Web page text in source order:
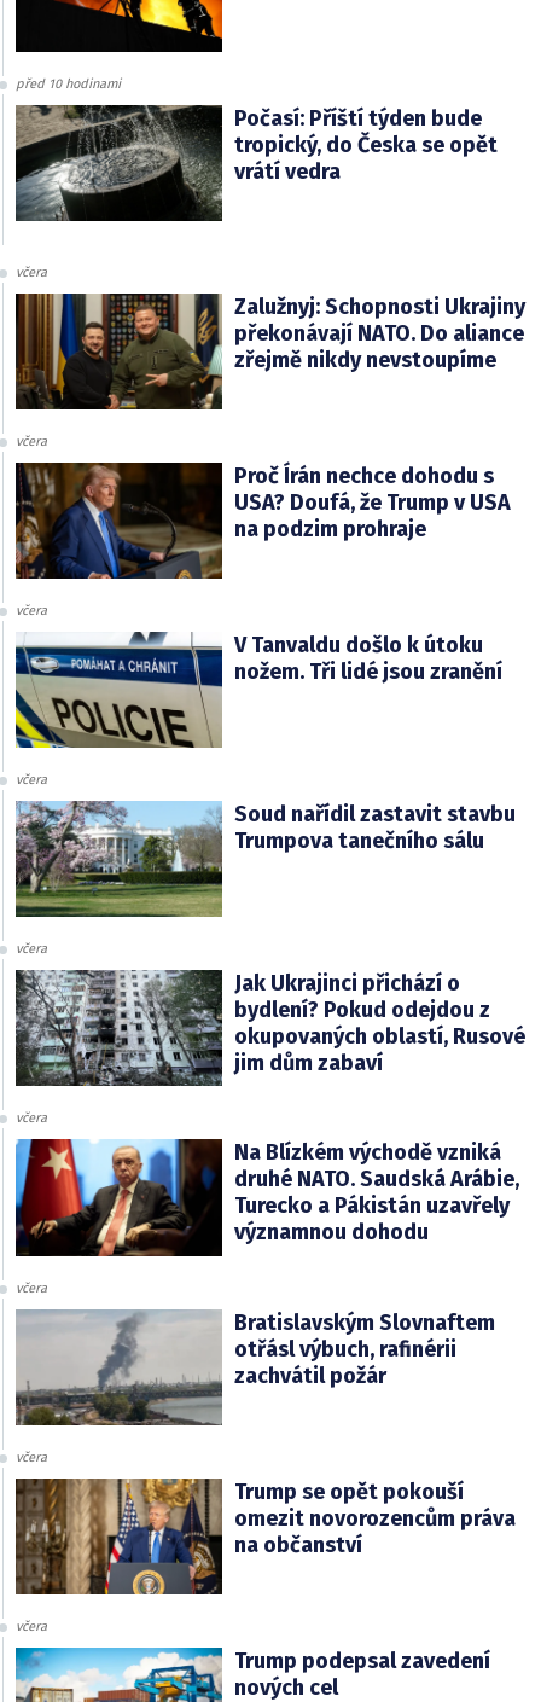
před 10 hodinami
Počasí: Příští týden bude
tropický, do Česka se opět
vrátí vedra
včera
Zalužnyj: Schopnosti Ukrajiny
překonávají NATO. Do aliance
zřejmě nikdy nevstoupíme
včera
Proč Írán nechce dohodu s
USA? Doufá, že Trump v USA
na podzim prohraje
včera
V Tanvaldu došlo k útoku
nožem. Tři lidé jsou zranění
včera
Soud nařídil zastavit stavbu
Trumpova tanečního sálu
včera
Jak Ukrajinci přichází o
bydlení? Pokud odejdou z
okupovaných oblastí, Rusové
jim dům zabaví
včera
Na Blízkém východě vzniká
druhé NATO. Saudská Arábie,
Turecko a Pákistán uzavřely
významnou dohodu
včera
Bratislavským Slovnaftem
otřásl výbuch, rafinérii
zachvátil požár
včera
Trump se opět pokouší
omezit novorozencům práva
na občanství
včera
Trump podepsal zavedení
nových cel